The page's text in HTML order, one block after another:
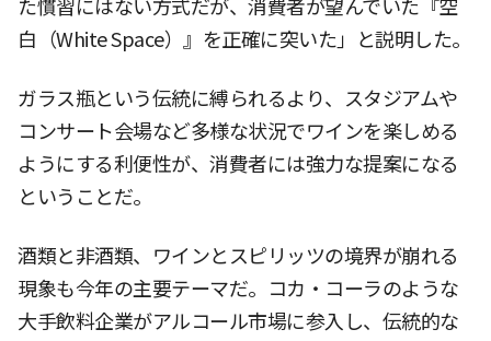
た慣習にはない方式だが、消費者が望んでいた『空
白（White Space）』を正確に突いた」と説明した。
ガラス瓶という伝統に縛られるより、スタジアムや
コンサート会場など多様な状況でワインを楽しめる
ようにする利便性が、消費者には強力な提案になる
ということだ。
酒類と非酒類、ワインとスピリッツの境界が崩れる
現象も今年の主要テーマだ。コカ・コーラのような
大手飲料企業がアルコール市場に参入し、伝統的な